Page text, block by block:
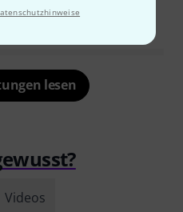
MELDEN
lesen
Videos